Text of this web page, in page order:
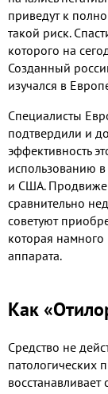
приведут к
такой риск.
которого на
Созданный
изучался в
Специалисты
подтвердили и
эффективность
использованию
и США.
сравнительно
советуют
которая намного
аппарата.
Как
Средство не
патологических
восстанавливает